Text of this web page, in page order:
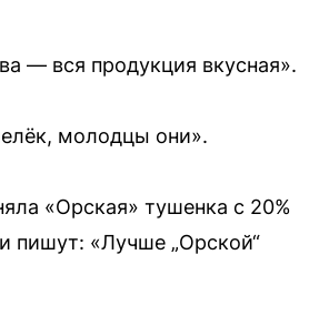
— вся продукция вкусная».
молодцы они».
«Орская» тушенка с 20%
пишут: «Лучше „Орской“